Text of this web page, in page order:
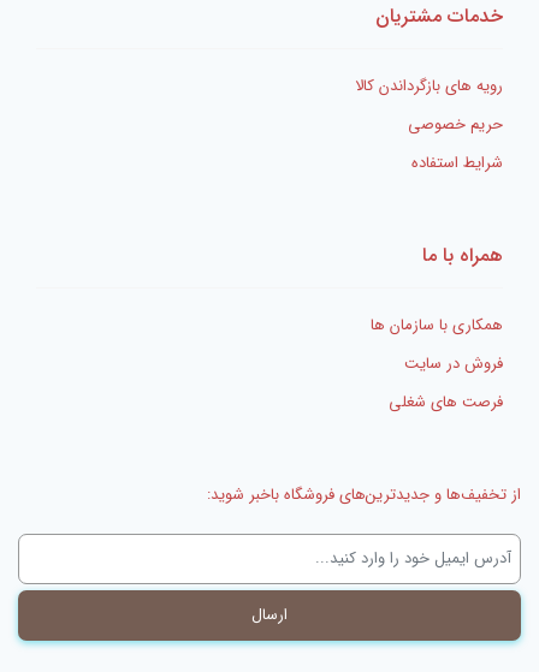
خدمات مشتریان
رویه های بازگرداندن کالا
حریم خصوصی
شرایط استفاده
همراه با ما
همکاری با سازمان ها
فروش در سایت
فرصت های شغلی
از تخفیف‌ها و جدیدترین‌های فروشگاه باخبر شوید: